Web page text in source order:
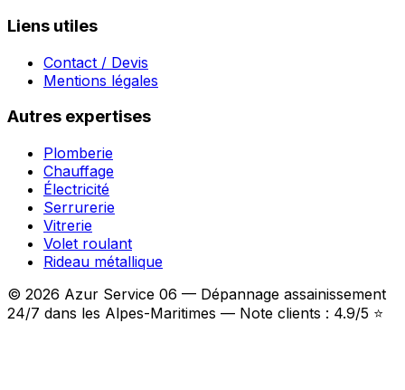
Liens utiles
Contact / Devis
Mentions légales
Autres expertises
Plomberie
Chauffage
Électricité
Serrurerie
Vitrerie
Volet roulant
Rideau métallique
© 2026 Azur Service 06 — Dépannage assainissement
24/7 dans les Alpes-Maritimes — Note clients : 4.9/5 ⭐